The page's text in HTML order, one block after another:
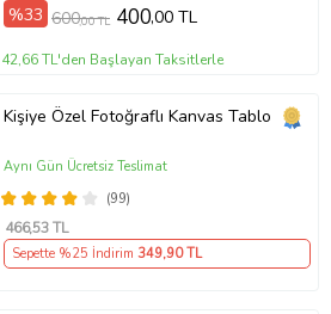
%33 600,00 TL 400,00 TL
42,66 TL'den Başlayan Taksitlerle
Kişiye Özel Fotoğraflı Kanvas Tablo
(99)
Aynı Gün Ücretsiz Teslimat
466,53 TL
Sepette %25 İndirim 349,90 TL